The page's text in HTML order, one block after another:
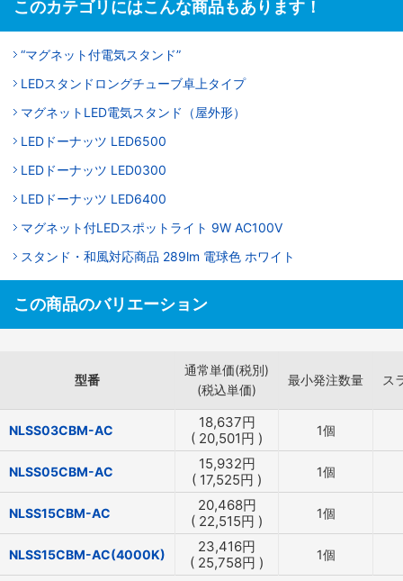
このカテゴリにはこんな商品もあります！
“マグネット付電気スタンド”
LEDスタンドロングチューブ卓上タイプ
マグネットLED電気スタンド（屋外形）
LEDドーナッツ LED6500
LEDドーナッツ LED0300
LEDドーナッツ LED6400
マグネット付LEDスポットライト 9W AC100V
スタンド・和風対応商品 289lm 電球色 ホワイト
この商品のバリエーション
型番
通常単価(税別)
(税込単価)
最小発注数量 ス
NLSS03CBM-AC 18,637円
( 20,501円 ) 1個
NLSS05CBM-AC 15,932円
( 17,525円 ) 1個
NLSS15CBM-AC 20,468円
( 22,515円 ) 1個
NLSS15CBM-AC(4000K) 23,416円
( 25,758円 ) 1個